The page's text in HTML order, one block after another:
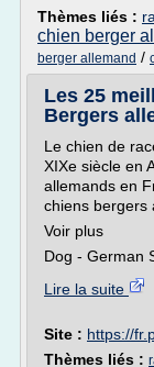
Thèmes liés :
chien berger
berger allemand /
Les 25
Bergers
Le chien de
XIXe siècle en
allemands en
chiens bergers
Voir plus
Dog - German
Lire la suite
Site : https://
Thèmes liés :